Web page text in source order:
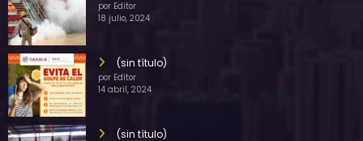
por Editor
18 julio, 2024
(sin título)
por Editor
14 abril, 2024
(sin título)